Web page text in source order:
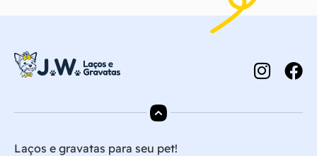
Laços e gravatas para seu pet!